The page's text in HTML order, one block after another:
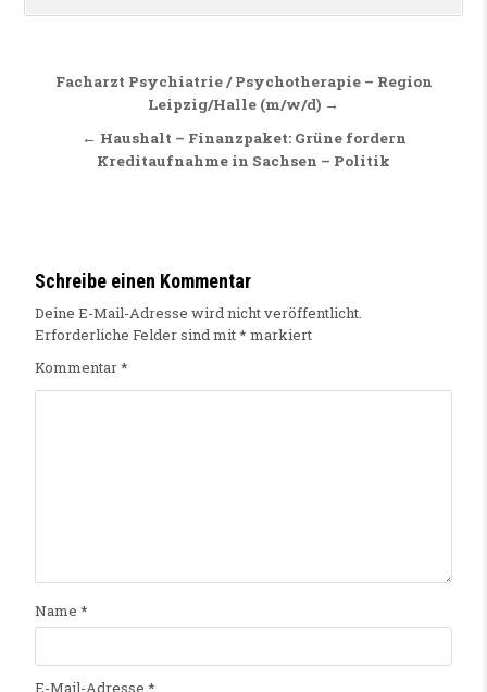
Beitragsnavigation
Facharzt Psychiatrie / Psychotherapie – Region
Leipzig/Halle (m/w/d) →
← Haushalt – Finanzpaket: Grüne fordern
Kreditaufnahme in Sachsen – Politik
Schreibe einen Kommentar
Deine E-Mail-Adresse wird nicht veröffentlicht.
Erforderliche Felder sind mit* markiert
Kommentar*
Name *
E-Mail-Adresse *